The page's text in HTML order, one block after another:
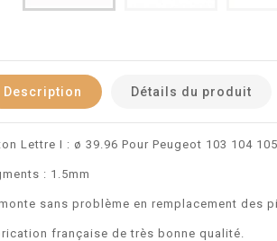
Description Détails du produit
Lettre I : ø 39.96 Pour Peugeot 103 104
: 1.5mm
sans problème en remplacement des
française de très bonne qualité.